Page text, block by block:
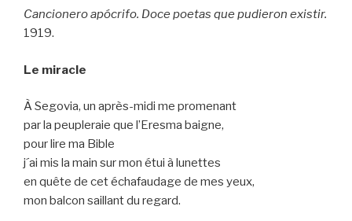
Cancionero apócrifo. Doce poetas que pudieron existir.
1919.
Le miracle
À Segovia, un après-midi me promenant
par la peupleraie que l’Eresma baigne,
pour lire ma Bible
j´ai mis la main sur mon étui à lunettes
en quête de cet échafaudage de mes yeux,
mon balcon saillant du regard.